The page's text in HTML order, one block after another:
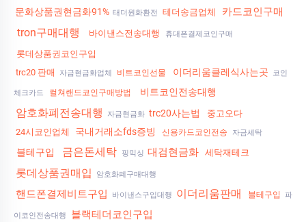
문화상품권현금화91% 태더원화환전 테더송금업체 카드코인구매
tron구매대행 바이낸스전송대행 휴대폰결제코인구매
롯데상품권코인구입
trc20 판매
자금현금화업체 비트코인선물 이더리움클레식사는곳 코인
체크카드 컬쳐랜드코인구매방법 비트코인전송대행
암호화폐전송대행 자금현금화 trc20사는법
중고오다
24시코인업체
국내거래소fds증빙 신용카드코인전송 자금세탁
블테구입 금은돈세탁 핑믹싱 대검현금화 세탁재테크
롯데상품권매입 암호화폐구매대행
핸드폰결제비트구입 바이낸스구입대행 이더리움판매 블테구입 파
이코인전송대행
블랙테더코인구입